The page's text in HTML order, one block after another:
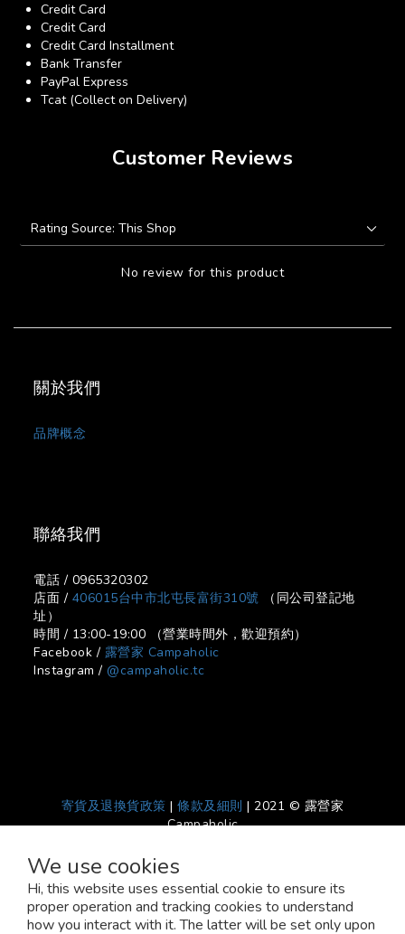
We use cookies
Hi, this website uses essential cookie to ensure its
proper operation and tracking cookies to understand
how you interact with it. The latter will be set only upon
Credit Card
Credit Card
Credit Card Installment
Bank Transfer
PayPal Express
Tcat (Collect on Delivery)
Customer Reviews
No review for this product
關於我們
品牌概念
聯絡我們
電話 / 0965320302
店面 / 406015台中市北屯長富街310號 （同公司登記地
址）
時間 / 13:00-19:00 （營業時間外，歡迎預約）
Facebook / 露營家 Campaholic
Instagram / @campaholic.tc
寄貨及退換貨政策 |條款及細則 | 2021 © 露營家
Campaholic